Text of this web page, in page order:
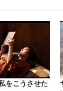
をこうさせた